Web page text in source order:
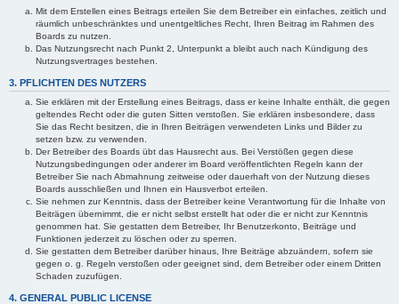
Mit dem Erstellen eines Beitrags erteilen Sie dem Betreiber ein einfaches, zeitlich und
räumlich unbeschränktes und unentgeltliches Recht, Ihren Beitrag im Rahmen des
Boards zu nutzen.
Das Nutzungsrecht nach Punkt 2, Unterpunkt a bleibt auch nach Kündigung des
Nutzungsvertrages bestehen.
3. PFLICHTEN DES NUTZERS
Sie erklären mit der Erstellung eines Beitrags, dass er keine Inhalte enthält, die gegen
geltendes Recht oder die guten Sitten verstoßen. Sie erklären insbesondere, dass
Sie das Recht besitzen, die in Ihren Beiträgen verwendeten Links und Bilder zu
setzen bzw. zu verwenden.
Der Betreiber des Boards übt das Hausrecht aus. Bei Verstößen gegen diese
Nutzungsbedingungen oder anderer im Board veröffentlichten Regeln kann der
Betreiber Sie nach Abmahnung zeitweise oder dauerhaft von der Nutzung dieses
Boards ausschließen und Ihnen ein Hausverbot erteilen.
Sie nehmen zur Kenntnis, dass der Betreiber keine Verantwortung für die Inhalte von
Beiträgen übernimmt, die er nicht selbst erstellt hat oder die er nicht zur Kenntnis
genommen hat. Sie gestatten dem Betreiber, Ihr Benutzerkonto, Beiträge und
Funktionen jederzeit zu löschen oder zu sperren.
Sie gestatten dem Betreiber darüber hinaus, Ihre Beiträge abzuändern, sofern sie
gegen o. g. Regeln verstoßen oder geeignet sind, dem Betreiber oder einem Dritten
Schaden zuzufügen.
4. GENERAL PUBLIC LICENSE